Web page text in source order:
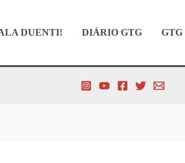
DUENTI! DIÁRIO GTG